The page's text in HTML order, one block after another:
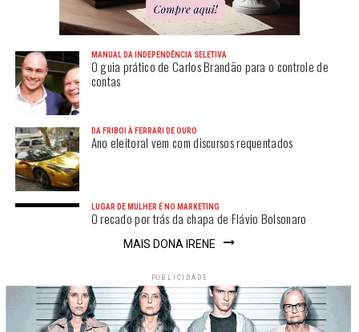
MANUAL DA INDEPENDÊNCIA SELETIVA
O guia prático de Carlos Brandão para o controle de
contas
DA FRIBOI À FERRARI DE OURO
Ano eleitoral vem com discursos requentados
LUGAR DE MULHER É NO MARKETING
O recado por trás da chapa de Flávio Bolsonaro
MAIS DONA IRENE
PUBLICIDADE